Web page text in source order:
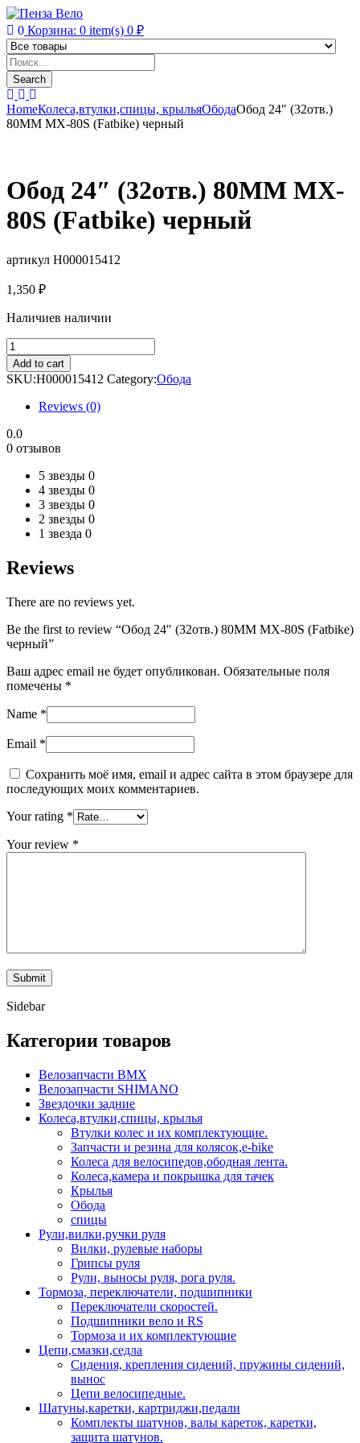
0 Корзина: 0 item(s) 0 ₽
Products
search
Search
HomeКолеса,втулки,спицы, крыльяОбодаОбод 24″ (32отв.)
80MM MX-80S (Fatbike) черный
Обод 24″ (32отв.) 80MM MX-
80S (Fatbike) черный
артикул H000015412
1,350 ₽
Наличиев наличии
Обод
24"
(32отв.)
80MM
MX-
(Fatbike)
черный
Add to cart
SKU:H000015412 Category:Обода
Reviews (0)
0.0
0 отзывов
5 звезды 0
4 звезды 0
3 звезды 0
2 звезды 0
1 звезда 0
Reviews
There are no reviews yet.
Be the first to review “Обод 24″ (32отв.) 80MM MX-80S (Fatbike)
черный”
Ваш адрес email не будет опубликован. Обязательные поля
помечены *
Name *
Email *
Сохранить моё имя, email и адрес сайта в этом браузере для
последующих моих комментариев.
Your rating *
Your review *
Sidebar
Категории товаров
Велозапчасти BMX
Велозапчасти SHIMANO
Звездочки задние
Колеса,втулки,спицы, крылья
Втулки колес и их комплектующие.
Запчасти и резина для колясок,e-bike
Колеса для велосипедов,ободная лента.
Колеса,камера и покрышка для тачек
Крылья
Обода
спицы
Рули,вилки,ручки руля
Вилки, рулевые наборы
Грипсы руля
Рули, выносы руля, рога руля.
Тормоза, переключатели, подшипники
Переключатели скоростей.
Подшипники вело и RS
Тормоза и их комплектующие
Цепи,смазки,седла
Сидения, крепления сидений, пружины сидений,
вынос
Цепи велосипедные.
Шатуны,каретки, картриджи,педали
Комплекты шатунов, валы кареток, каретки,
защита шатунов.